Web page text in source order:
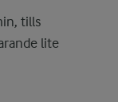
tills
lite